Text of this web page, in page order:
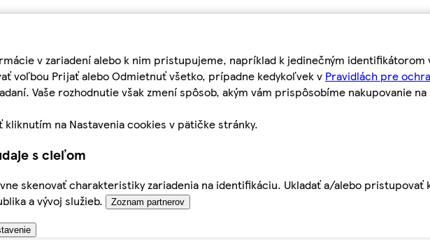
v zariadení alebo k nim pristupujeme, napríklad k jedinečným
voľbou Prijať alebo Odmietnuť všetko, prípadne kedykoľvek v Pravidlách pre
Vaše rozhodnutie však zmení spôsob, akým vám prispôsobíme nakupovanie na
na Nastavenia cookies v pätičke stránky.
s cieľom
skenovať charakteristiky zariadenia na identifikáciu. Ukladať a/alebo pristupovať
a vývoj služieb.
Zoznam partnerov